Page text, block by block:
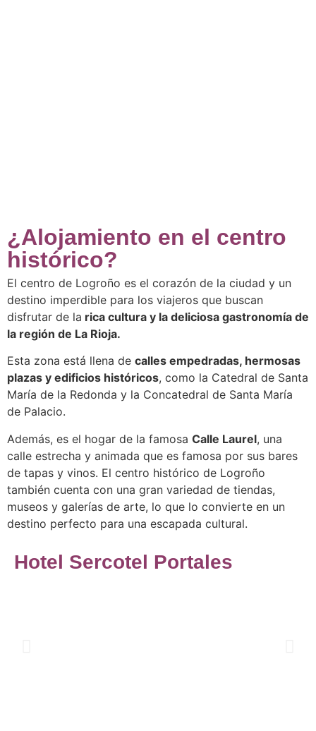
¿Alojamiento en el centro
histórico?
El centro de Logroño es el corazón de la ciudad y un
destino imperdible para los viajeros que buscan
disfrutar de la rica cultura y la deliciosa gastronomía de
la región de La Rioja.
Esta zona está llena de calles empedradas, hermosas
plazas y edificios históricos, como la Catedral de Santa
María de la Redonda y la Concatedral de Santa María
de Palacio.
Además, es el hogar de la famosa Calle Laurel, una
calle estrecha y animada que es famosa por sus bares
de tapas y vinos. El centro histórico de Logroño
también cuenta con una gran variedad de tiendas,
museos y galerías de arte, lo que lo convierte en un
destino perfecto para una escapada cultural.
Hotel Sercotel Portales